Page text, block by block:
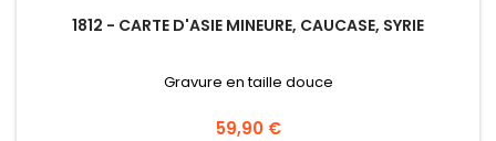
1812 - CARTE D'ASIE MINEURE, CAUCASE, SYRIE
Gravure en taille douce
Prix
59,90 €